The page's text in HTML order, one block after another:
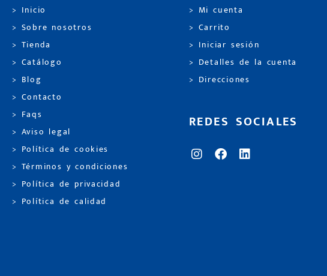
> Inicio
> Sobre nosotros
> Tienda
> Catálogo
> Blog
> Contacto
> Faqs
> Aviso legal
> Política de cookies
> Términos y condiciones
> Política de privacidad
> Política de calidad
> Mi cuenta
> Carrito
> Iniciar sesión
> Detalles de la cuenta
> Direcciones
REDES SOCIALES